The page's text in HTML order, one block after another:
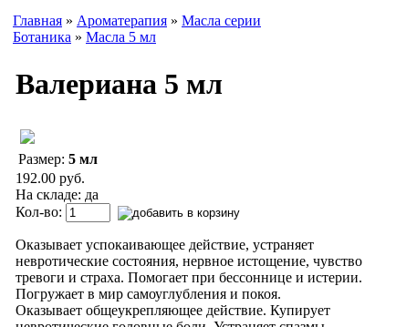
Главная » Ароматерапия » Масла серии
Ботаника » Масла 5 мл
Валериана 5 мл
Размер: 5 мл
192.00 руб.
На складе: да
Кол-во:
Оказывает успокаивающее действие, устраняет
невротические состояния, нервное истощение, чувство
тревоги и страха. Помогает при бессоннице и истерии.
Погружает в мир самоуглубления и покоя.
Оказывает общеукрепляющее действие. Купирует